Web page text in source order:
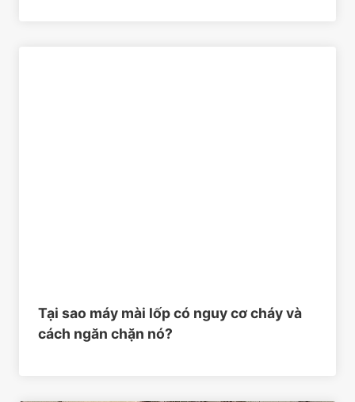
Tại sao máy mài lốp có nguy cơ cháy và
cách ngăn chặn nó?